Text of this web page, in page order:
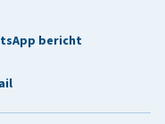
bericht